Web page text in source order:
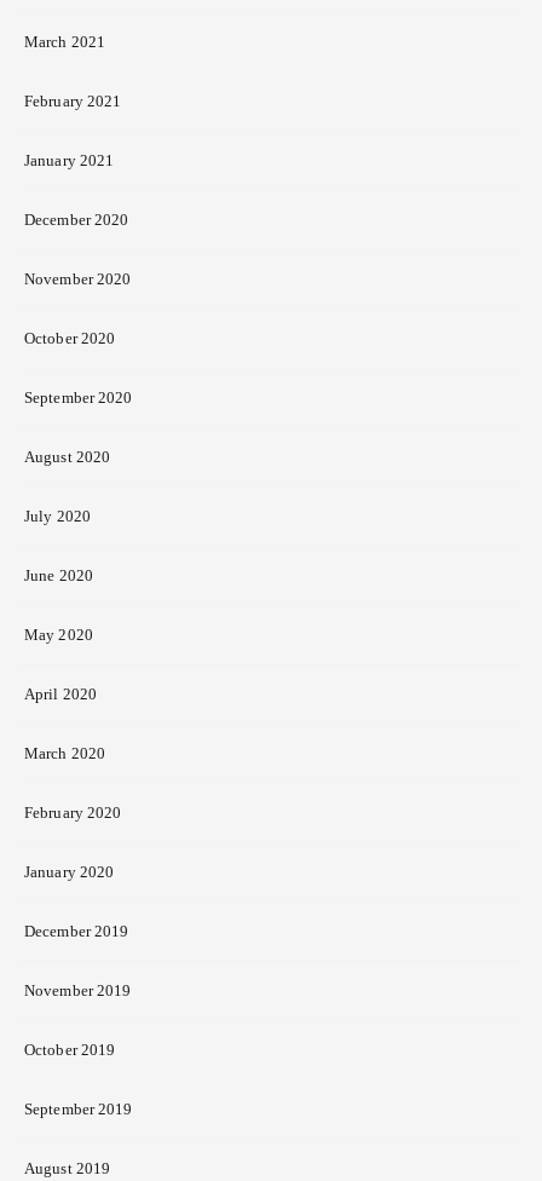
March 2021
February 2021
January 2021
December 2020
November 2020
October 2020
September 2020
August 2020
July 2020
June 2020
May 2020
April 2020
March 2020
February 2020
January 2020
December 2019
November 2019
October 2019
September 2019
August 2019